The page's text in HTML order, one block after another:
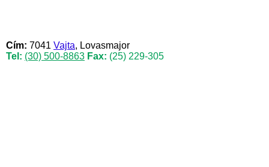
Cím: 7041 Vajta, Lovasmajor
Tel: (30) 500-8863 Fax: (25) 229-305